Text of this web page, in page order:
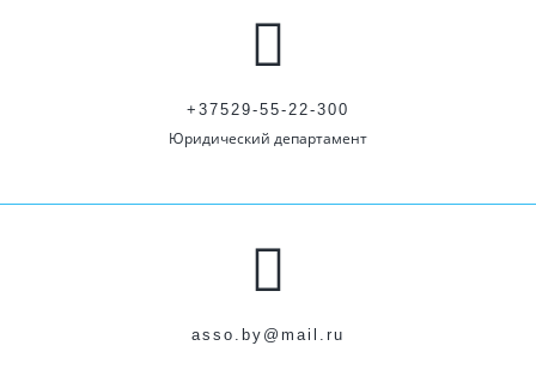
+37529-55-22-300
Юридический департамент
asso.by@mail.ru